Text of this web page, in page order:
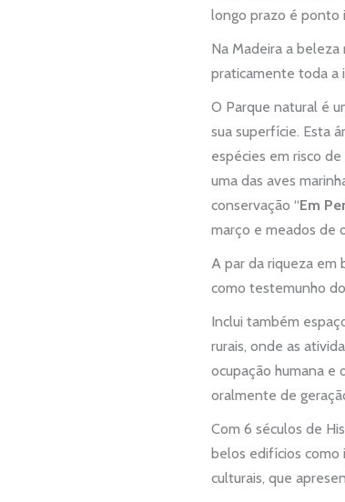
longo prazo é ponto
Na Madeira a
praticamente toda a
O Parque natural é
sua superfície. Esta
espécies em risco
uma das aves
conservação “Em
março e meados de
A par da riqueza em
como testemunho
Inclui também
rurais, onde as
ocupação humana e
oralmente de
Com 6 séculos de
belos edifícios como
culturais, que